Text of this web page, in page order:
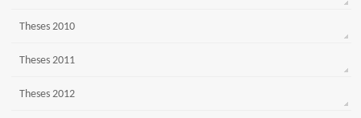
Theses 2010
Theses 2011
Theses 2012